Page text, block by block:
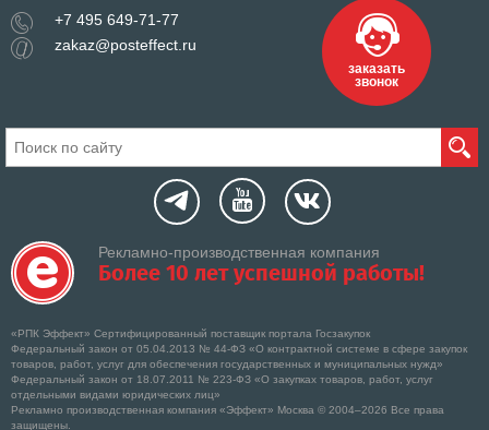
+7 495 649-71-77
zakaz@posteffect.ru
заказать
звонок
Рекламно-производственная компания
Более 10 лет успешной работы!
«РПК Эффект» Сертифицированный поставщик портала Госзакупок
Федеральный закон от 05.04.2013 № 44-ФЗ «О контрактной системе в сфере закупок
товаров, работ, услуг для обеспечения государственных и муниципальных нужд»
Федеральный закон от 18.07.2011 № 223-ФЗ «О закупках товаров, работ, услуг
отдельными видами юридических лиц»
Рекламно производственная компания «Эффект» Москва © 2004–2026 Все права
защищены.